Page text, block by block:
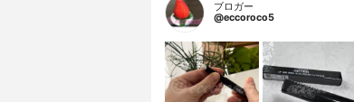
ブロガー
@eccoroco5